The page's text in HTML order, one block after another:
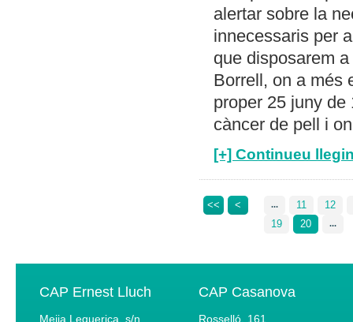
alertar sobre la
innecessaris per
que disposarem
Borrell, on a més
proper 25 juny de
càncer de pell i
[+] Continueu
<< < ... 11
12
19
20 ...
CAP Ernest Lluch
Mejia Lequerica, s/n
CAP Casanova
Rosselló, 161